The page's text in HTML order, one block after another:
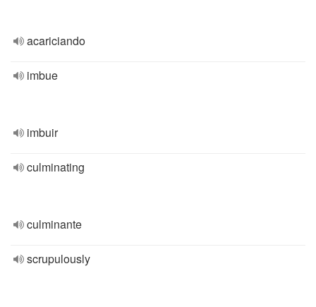
acariciando
imbue
imbuir
culminating
culminante
scrupulously